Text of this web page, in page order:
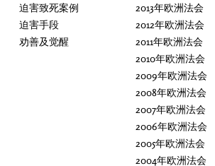
迫害致死案例
迫害手段
劝善及觉醒
2013年欧洲法会
2012年欧洲法会
2011年欧洲法会
2010年欧洲法会
2009年欧洲法会
2008年欧洲法会
2007年欧洲法会
2006年欧洲法会
2005年欧洲法会
2004年欧洲法会